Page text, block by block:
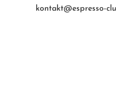
kontakt@espresso-